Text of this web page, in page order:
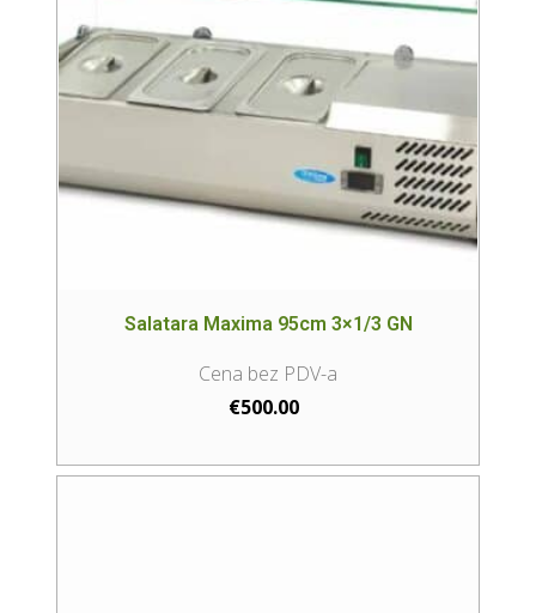
Salatara Maxima 95cm 3×1/3 GN
€500.00